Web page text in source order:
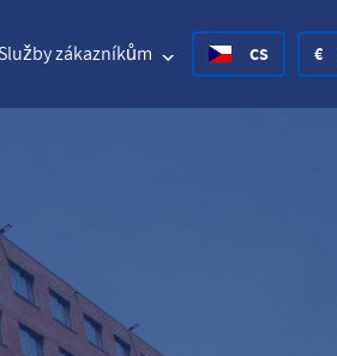
Služby zákazníkům CS
Spanish
€
States Dollar
Krone